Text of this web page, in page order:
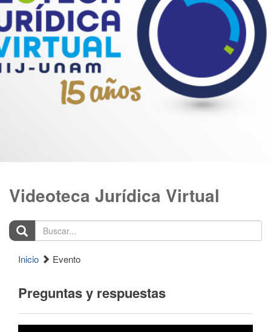
Videoteca Jurídica Virtual
Buscar...
Inicio Evento
Preguntas y respuestas